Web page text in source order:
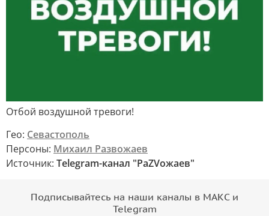
Отбой воздушной тревоги!
Гео: Севастополь
Персоны: Михаил Развожаев
Источник: Telegram-канал "РаZVожаев"
Подписывайтесь на наши каналы в МАКС и
Telegram